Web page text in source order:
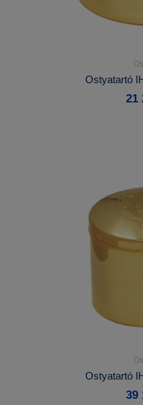
Ostyatartó
21
Ostyatartó
39